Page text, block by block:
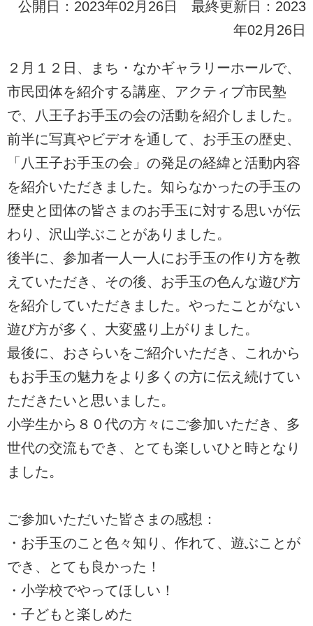
公開日：2023年02月26日 最終更新日：2023
年02月26日
２月１２日、まち・なかギャラリーホールで、
市民団体を紹介する講座、アクティブ市民塾
で、八王子お手玉の会の活動を紹介しました。
前半に写真やビデオを通して、お手玉の歴史、
「八王子お手玉の会」の発足の経緯と活動内容
を紹介いただきました。知らなかったの手玉の
歴史と団体の皆さまのお手玉に対する思いが伝
わり、沢山学ぶことがありました。
後半に、参加者一人一人にお手玉の作り方を教
えていただき、その後、お手玉の色んな遊び方
を紹介していただきました。やったことがない
遊び方が多く、大変盛り上がりました。
最後に、おさらいをご紹介いただき、これから
もお手玉の魅力をより多くの方に伝え続けてい
ただきたいと思いました。
小学生から８０代の方々にご参加いただき、多
世代の交流もでき、とても楽しいひと時となり
ました。
ご参加いただいた皆さまの感想：
・お手玉のこと色々知り、作れて、遊ぶことが
でき、とても良かった！
・小学校でやってほしい！
・子どもと楽しめた